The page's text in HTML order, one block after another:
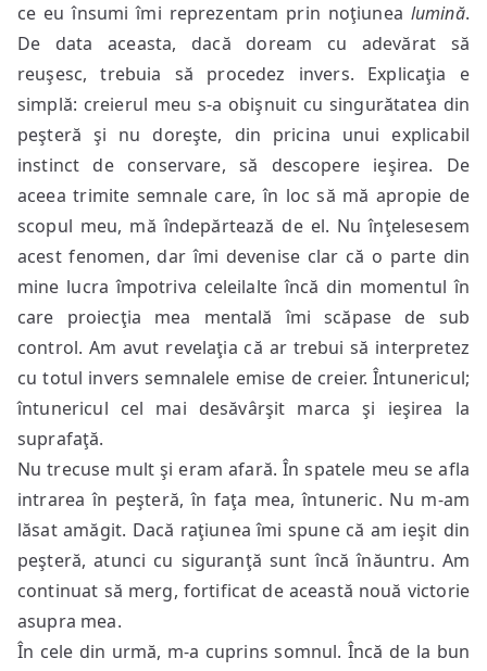
ce eu însumi îmi reprezentam prin noţiunea lumină.
De data aceasta, dacă doream cu adevărat să
reuşesc, trebuia să procedez invers. Explicaţia e
simplă: creierul meu s-a obişnuit cu singurătatea din
peşteră şi nu doreşte, din pricina unui explicabil
instinct de conservare, să descopere ieşirea. De
aceea trimite semnale care, în loc să mă apropie de
scopul meu, mă îndepărtează de el. Nu înţelesesem
acest fenomen, dar îmi devenise clar că o parte din
mine lucra împotriva celeilalte încă din momentul în
care proiecţia mea mentală îmi scăpase de sub
control. Am avut revelaţia că ar trebui să interpretez
cu totul invers semnalele emise de creier. Întunericul;
întunericul cel mai desăvârşit marca şi ieşirea la
suprafaţă.
Nu trecuse mult şi eram afară. În spatele meu se afla
intrarea în peşteră, în faţa mea, întuneric. Nu m-am
lăsat amăgit. Dacă raţiunea îmi spune că am ieşit din
peşteră, atunci cu siguranţă sunt încă înăuntru. Am
continuat să merg, fortificat de această nouă victorie
asupra mea.
În cele din urmă, m-a cuprins somnul. Încă de la bun